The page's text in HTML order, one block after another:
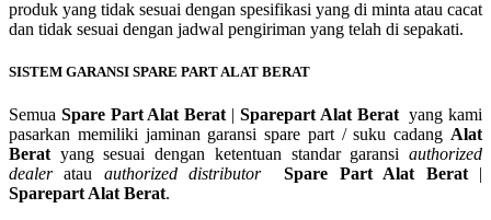
produk yang tidak sesuai dengan spesifikasi yang di minta atau cacat
dan tidak sesuai dengan jadwal pengiriman yang telah di sepakati.
SISTEM GARANSI SPARE PART ALAT BERAT
Semua Spare Part Alat Berat | Sparepart Alat Beratyang kami
pasarkan memiliki jaminan garansi spare part / suku cadang Alat
Berat yang sesuai dengan ketentuan standar garansi authorized
dealeratau authorized distributor Spare Part Alat Berat|
Sparepart Alat Berat.